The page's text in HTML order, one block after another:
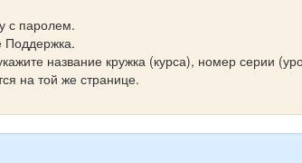
с паролем.
Поддержка.
название кружка (курса), номер серии
на той же странице.